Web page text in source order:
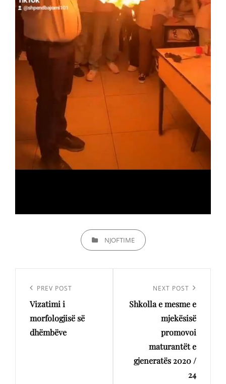
CATEGORIESNJOFTIME
postimet
Previous
Post
PREV POST
Vizatimi i
morfologjisë së
dhëmbëve
Post
NEXT POST
Shkolla e mesme e
mjekësisë
promovoi
maturantët e
gjeneratës 2020 /
24